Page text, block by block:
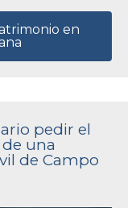
en
pedir el
una
de Campo